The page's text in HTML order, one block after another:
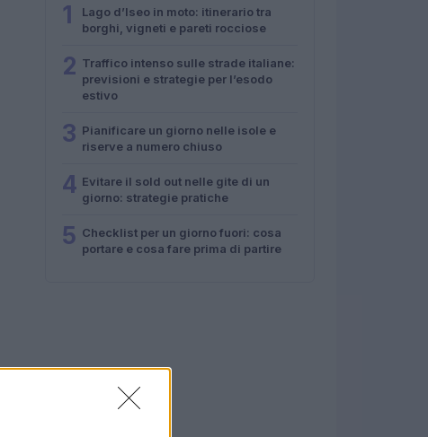
1
Lago d’Iseo in moto: itinerario tra
borghi, vigneti e pareti rocciose
2 Traffico intenso sulle strade italiane:
previsioni e strategie per l’esodo
estivo
3 Pianificare un giorno nelle isole e
riserve a numero chiuso
4 Evitare il sold out nelle gite di un
giorno: strategie pratiche
5 Checklist per un giorno fuori: cosa
portare e cosa fare prima di partire